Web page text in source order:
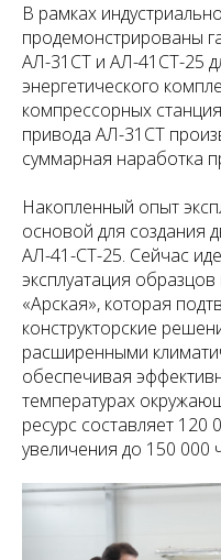
В рамках
продемонстрированы
АЛ-31СТ и АЛ-41СТ-25
энергетического
компрессорных
привода АЛ-31СТ
суммарная наработка
Накопленный опыт
основой для создания
АЛ-41-СТ-25. Сейчас
эксплуатация
«Арская», которая
конструкторские
расширенными
обеспечивая
температурах
ресурс составляет
увеличения до 150 000